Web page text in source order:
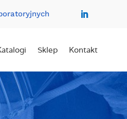
Sklep Kontakt